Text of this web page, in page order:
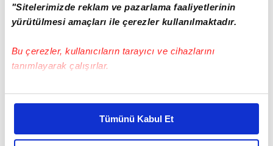
"Sitelerimizde reklam ve pazarlama faaliyetlerinin
yürütülmesi amaçları ile çerezler kullanılmaktadır.
Bu çerezler, kullanıcıların tarayıcı ve cihazlarını
tanımlayarak çalışırlar.
Bu çerezlere izin vermeniz halinde sizlere özel
daha iyi reklam deneyimi yaşatabiliriz. Bunu yaparken
amacımızın size daha iyi bir reklam deneyimi sunmak
Tümünü Kabul Et